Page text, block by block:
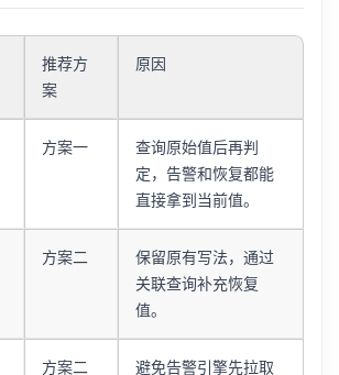
推荐方
案
原因
方案一
查询原始值后再判
定，告警和恢复都能
直接拿到当前值。
方案二
保留原有写法，通过
关联查询补充恢复
值。
方案二
避免告警引擎先拉取